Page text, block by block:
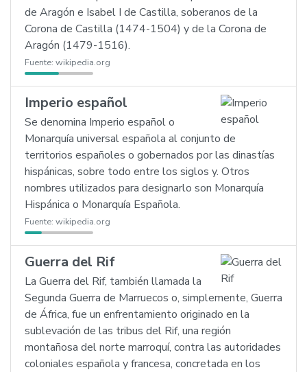
de Aragón e Isabel I de Castilla, soberanos de la
Corona de Castilla (1474-1504) y de la Corona de
Aragón (1479-1516).
Fuente: wikipedia.org
Imperio español
Se denomina Imperio español o
Monarquía universal española al conjunto de
territorios españoles o gobernados por las dinastías
hispánicas, sobre todo entre los siglos y. Otros
nombres utilizados para designarlo son Monarquía
Hispánica o Monarquía Española.
Fuente: wikipedia.org
Guerra del Rif
La Guerra del Rif, también llamada la
Segunda Guerra de Marruecos o, simplemente, Guerra
de África, fue un enfrentamiento originado en la
sublevación de las tribus del Rif, una región
montañosa del norte marroquí, contra las autoridades
coloniales española y francesa, concretada en los